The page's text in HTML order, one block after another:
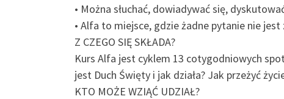
• Można słuchać, dowiadywać się,
• Alfa to miejsce, gdzie żadne pytanie nie
Z CZEGO SIĘ SKŁADA?
Kurs Alfa jest cyklem 13 cotygodniowych
jest Duch Święty i jak działa? Jak przeżyć
KTO MOŻE WZIĄĆ UDZIAŁ?